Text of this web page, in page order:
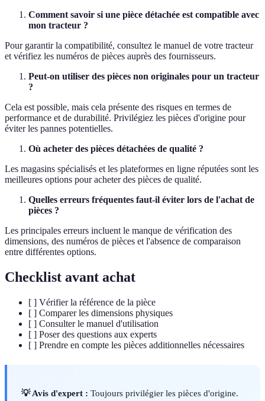
Comment savoir si une pièce détachée est compatible avec
mon tracteur ?
Pour garantir la compatibilité, consultez le manuel de votre tracteur
et vérifiez les numéros de pièces auprès des fournisseurs.
Peut-on utiliser des pièces non originales pour un tracteur
?
Cela est possible, mais cela présente des risques en termes de
performance et de durabilité. Privilégiez les pièces d'origine pour
éviter les pannes potentielles.
Où acheter des pièces détachées de qualité ?
Les magasins spécialisés et les plateformes en ligne réputées sont les
meilleures options pour acheter des pièces de qualité.
Quelles erreurs fréquentes faut-il éviter lors de l'achat de
pièces ?
Les principales erreurs incluent le manque de vérification des
dimensions, des numéros de pièces et l'absence de comparaison
entre différentes options.
Checklist avant achat
[ ] Vérifier la référence de la pièce
[ ] Comparer les dimensions physiques
[ ] Consulter le manuel d'utilisation
[ ] Poser des questions aux experts
[ ] Prendre en compte les pièces additionnelles nécessaires
💡 Avis d'expert : Toujours privilégier les pièces d'origine.